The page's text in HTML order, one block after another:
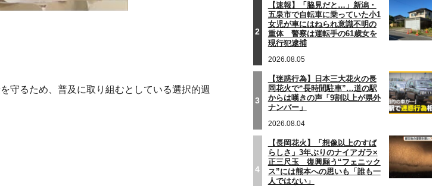
守るため、普及に取り組むとしている選択的週
2
【速報】「脇見だと…」新潟・
五泉市で自転車に乗っていた小1
女児が車にはねられ意識不明の
重体 警察は運転手の61歳女を
現行犯逮捕
2026.08.05
3
【迷惑行為】日本三大花火の長
岡花火で“長時間駐車”…道の駅
からは嘆きの声「9割以上が県外
ナンバー」
2026.08.04
4
【長岡花火】「想像以上のすば
らしさ」3年ぶりのナイアガラ×
正三尺玉 復興願う“フェニック
ス”には熊本への思いも「誰も一
人ではない」